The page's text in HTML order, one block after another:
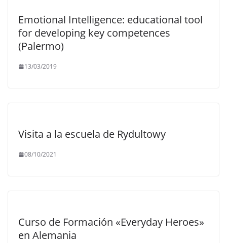
Emotional Intelligence: educational tool
for developing key competences
(Palermo)
13/03/2019
Visita a la escuela de Rydultowy
08/10/2021
Curso de Formación «Everyday Heroes»
en Alemania